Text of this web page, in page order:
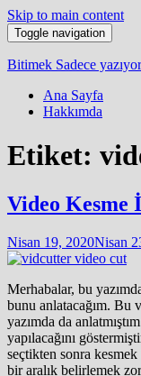
Skip to main content
Toggle navigation
Bitimek Sadece
Ana Sayfa
Hakkımda
Etiket:
Video Kesme
Nisan 19, 2020Nisan
Merhabalar, bu
bunu anlatacağım. Bu
yazımda da
yapılacağını
seçtikten sonra kesmek
bir aralık belirlemek